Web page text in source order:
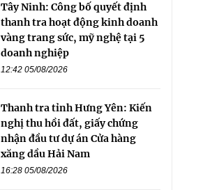
Tây Ninh: Công bố quyết định
thanh tra hoạt động kinh doanh
vàng trang sức, mỹ nghệ tại 5
doanh nghiệp
12:42 05/08/2026
Thanh tra tỉnh Hưng Yên: Kiến
nghị thu hồi đất, giấy chứng
nhận đầu tư dự án Cửa hàng
xăng dầu Hải Nam
16:28 05/08/2026